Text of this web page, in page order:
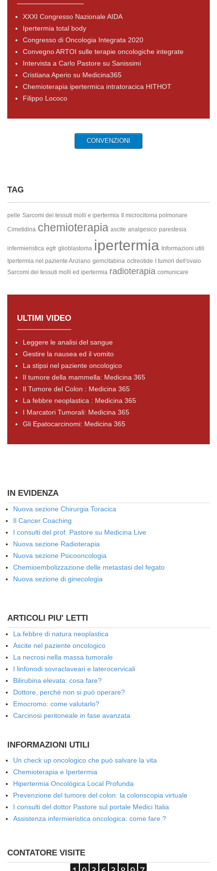
XXXI Congresso Nazionale AIDA
Ipertermia total body
Congresso di Oncologia Integrata 2020
Convegno ARTOI sulle terapie oncologiche integrate
Intervista a Carlo Pastore su Sanissimi
Cristiana Aperio su Medicina365
Chemioterapia ipertermica intratoracica HITHOT
Filippo Lococo
CONVENZIONI
TAG
pelle Sarcomi dei tessuti molli e ipertermia Il microcitoma polmonare
Cimetidina chemioterapia ascite analgesico parestesia
infermieristica egfr glioblastoma ipertermia Informazioni utili
Ipertermia nel paziente Anziano gemcitabina octreotide
I tumori dell'ovaio
Sarcomi dei tessuti molli ed ipertermia radioterapia comunicare
ULTIMI VIDEO
Leggere le analisi del sangue
Gestire la nausea ed il vomito
La stipsi nel paziente oncologico
Il tumore della mammella: Medicina 365
Il Tumore del Colon : Medicina 365
La febbre neoplastica : Medicina 365
I Marcatori Tumorali: Medicina 365
Gli Epatocarcinomi: Medicina 365
IN EVIDENZA
Nuova sezione Chirurgia Toracica
Il Cancer Coaching
I consulti del prof. Pastore su Medicina Live
Nuova sezione Radioterapia
Nuova sezione Psicooncologia
Chemioembolizzazione delle metastasi del fegato
Nuova sezione di ginecologia
ARTICOLI PIU' LETTI
La febbre di natura neoplastica
Ascite nel paziente oncologico
La necrosi nella massa tumorale
I linfonodi sovraclaveari e laterocervicali
Bilirubina elevata: cosa fare?
Dottore, perché non si può operare?
Emocromo: come valutarlo?
Carcinosi peritoneale in fase avanzata
INFORMAZIONI UTILI
Un check up oncologico che può salvare la vita
Chemioterapia e Ipertermia
Hipertermia Oncológica Local Profunda
Prevenzione del tumore del colon: la colonscopia virtuale
I consulti del dottor Pastore sul portale Medici Italia
Assistenza infermieristica oncologica: come fare ?
CONTATORE VISITE